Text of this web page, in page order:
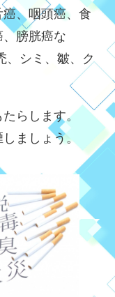
、咽頭癌、食
膀胱癌な
、シミ、皺、ク
たらします。
ましょう。